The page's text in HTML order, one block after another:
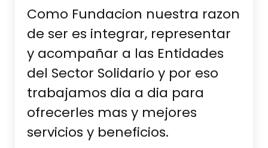
Como Fundacion nuestra razon
de ser es integrar, representar
y acompañar a las Entidades
del Sector Solidario y por eso
trabajamos dia a dia para
ofrecerles mas y mejores
servicios y beneficios.